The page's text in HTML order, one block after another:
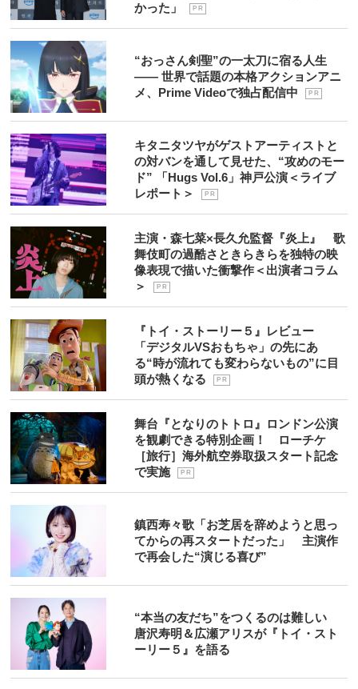
かった」
P R
“おっさん剣聖”の一太刀に宿る人生
―― 世界で話題の本格アクションアニ
メ、Prime Videoで独占配信中
P R
キタニタツヤがゲストアーティストと
の対バンを通して見せた、“攻めのモー
ド” 「Hugs Vol.6」神戸公演＜ライブ
レポート＞
P R
主演・森七菜×長久允監督『炎上』 歌
舞伎町の過酷さときらきらを独特の映
像表現で描いた衝撃作＜出演者コラム
＞
P R
『トイ・ストーリー５』レビュー
「デジタルVSおもちゃ」の先にあ
る“時が流れても変わらないもの”に目
頭が熱くなる
P R
舞台『となりのトトロ』ロンドン公演
を観劇できる特別企画！ ローチケ
［旅行］海外航空券取扱スタート記念
で実施
P R
鎮西寿々歌「お芝居を辞めようと思っ
てからの再スタートだった」 主演作
で再会した“演じる喜び”
“本当の友だち”をつくるのは難しい
唐沢寿明＆広瀬アリスが『トイ・スト
ーリー５』を語る